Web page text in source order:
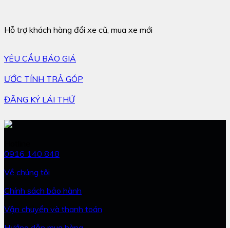
Hỗ trợ khách hàng đổi xe cũ, mua xe mới
YÊU CẦU BÁO GIÁ
ƯỚC TÍNH TRẢ GÓP
ĐĂNG KÝ LÁI THỬ
0916 140 848
Về chúng tôi
Chính sách bảo hành
Vận chuyển và thanh toán